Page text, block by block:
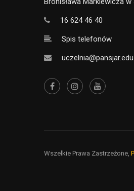
16 624 46 40
Spis telefonów
Wszelkie Prawa Zastrzeżone,